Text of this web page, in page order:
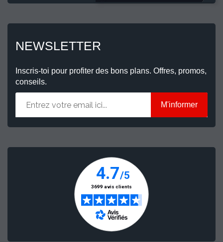
NEWSLETTER
Inscris-toi pour profiter des bons plans. Offres, promos,
conseils.
M'informer